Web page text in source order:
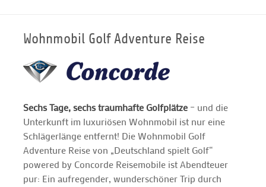
GOLF CARD
GOLF & WOMO
MALLORCA GOLFWOCHE
GOLF NEWS
Wohnmobil Golf Adventure Reise
Sechs Tage, sechs traumhafte Golfplätze – und die
Unterkunft im luxuriösen Wohnmobil ist nur eine
Schlägerlänge entfernt! Die Wohnmobil Golf
Adventure Reise von „Deutschland spielt Golf“
powered by Concorde Reisemobile ist Abendteuer
pur: Ein aufregender, wunderschöner Trip durch